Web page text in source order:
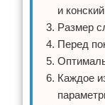
и
Размер
Перед
Каждое